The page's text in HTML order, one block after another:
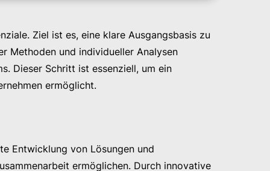
Ziel ist es, eine klare Ausgangsbasis zu
Methoden und individueller Analysen
Dieser Schritt ist essenziell, um ein
ermöglicht.
Entwicklung von Lösungen und
ermöglichen. Durch innovative